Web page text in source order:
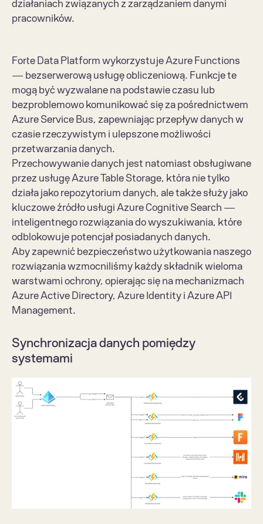
działaniach związanych z zarządzaniem danymi
pracowników.
Forte Data Platform wykorzystuje Azure Functions
— bezserwerową usługę obliczeniową. Funkcje te
mogą być wyzwalane na podstawie czasu lub
bezproblemowo komunikować się za pośrednictwem
Azure Service Bus, zapewniając przepływ danych w
czasie rzeczywistym i ulepszone możliwości
przetwarzania danych.
Przechowywanie danych jest natomiast obsługiwane
przez usługę Azure Table Storage, która nie tylko
działa jako repozytorium danych, ale także służy jako
kluczowe źródło usługi Azure Cognitive Search —
inteligentnego rozwiązania do wyszukiwania, które
odblokowuje potencjał posiadanych danych.
Aby zapewnić bezpieczeństwo użytkowania naszego
rozwiązania wzmocniliśmy każdy składnik wieloma
warstwami ochrony, opierając się na mechanizmach
Azure Active Directory, Azure Identity i Azure API
Management.
Synchronizacja danych pomiędzy
systemami